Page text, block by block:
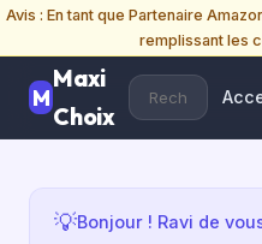
Avis : En tant que Partenaire
remplissant les
Maxi
Choix
💡Bonjour ! Ravi de